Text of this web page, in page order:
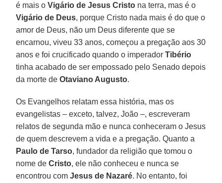
é mais oVigário de Jesus Cristo na terra, mas é o
Vigário de Deus, porque Cristo nada mais é do que o
amor de Deus, não um Deus diferente que se
encarnou, viveu 33 anos, começou a pregação aos 30
anos e foi crucificado quando o imperadorTibério
tinha acabado de ser empossado pelo Senado depois
da morte deOtaviano Augusto.
Os Evangelhos relatam essa história, mas os
evangelistas – exceto, talvez, João –, escreveram
relatos de segunda mão e nunca conheceram o Jesus
de quem descrevem a vida e a pregação. Quanto a
Paulo de Tarso, fundador da religião que tomou o
nome deCristo, ele não conheceu e nunca se
encontrou comJesus de Nazaré. No entanto, foi